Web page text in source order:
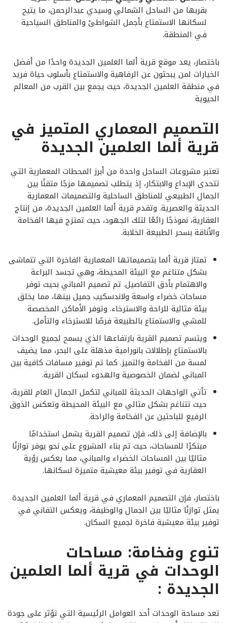
بقربها من الساحل الشمالي وسيدي عبدالرحمن، ما يتيح
لسكانها الاستمتاع بأجمل الشواطئ والمناطق السياحية
في المنطقة.
باختصار، يعد موقع قرية ألما العلمين الجديدة واحدًا من أفضل
الخيارات لمن يبحثون عن الرفاهية والاستمتاع بأسلوب حياة فريد
في منطقة العلمين الجديدة، حيث يجمع بين القرب من المعالم
الحيوية
التصميم المعماري المتميز في
قرية ألما العلمين الجديدة
تعتبر مشروعات الساحل واحدة من أبرز المحطات المعمارية التي
تتحدى الإبداع والابتكار، إذ يتطلب تصميمها مزجًا متقنًا بين
الجمال الطبيعي للمناطق الساحلية والتصميمات المعمارية
الحديثة والعصرية. وتقدم قرية ألما العلمين الجديدة، من إنتاج
العقارية، نموذجًا رائعًا لتلك الجهود، حيث تمتزج فيها الفخامة
والأناقة بسحر الطبيعة الخلابة.
تمتاز قرية ألما بتصميماتها المعمارية الفاخرة التي تتماشى
بشكل متناغم مع البيئة المحيطة، وهي تجسد البراعة
والاهتمام بأدق التفاصيل. تم تصميم المباني بحيث توفر
مساحات خضراء واسعة ولاندسكيب جميل بينها، مما يخلق
بيئة مثالية للراحة والاسترخاء. وتوفر الأماكن المخصصة
للمشي والاستمتاع بالطبيعة فرصًا للاسترخاء والتأمل.
ويتسم تصميم القرية بارتفاعها الذي يسمح لجميع الوحدات
بالاستمتاع بإطلالات بانورامية مذهلة على البحر، مما يضيف
لمسة من الفخامة والتميز. كما تم توفير مسافات كافية بين
المباني لضمان الخصوصية والهدوء لسكان القرية.
تأتي الواجهات الحديثة للمباني لتكمل الجمال العام للقرية،
حيث تتناغم بشكل مثالي مع البيئة المحيطة وتعكس الذوق
الرفيع للباحثين عن الفخامة والراحة.
بالإضافة إلى ذلك، فإن تصميم القرية يشمل استخدامًا
مبتكرًا للمساحات، حيث تم بناء المشروع على نحو يوفر توازنًا
مثاليًا بين المساحات الخضراء والمباني، مما يعكس رؤية
العقارية في توفير بيئة معيشية متميزة لسكانها.
باختصار، فإن التصميم المعماري في قرية ألما العلمين الجديدة
يمثل توازنًا مثاليًا بين الجمال والوظيفة، ويعكس التفاني في
توفير بيئة معيشية فاخرة لجميع السكان.
تنوع وفخامة: مساحات
الوحدات في قرية ألما العلمين
الجديدة :
تعد مساحة الوحدات أحد العوامل الرئيسية التي تؤثر على جودة